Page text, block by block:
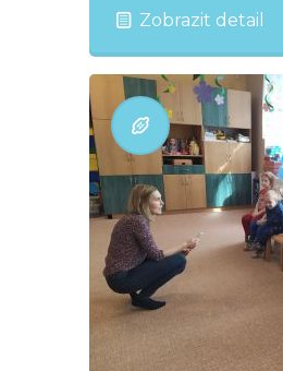
Zobrazit detail